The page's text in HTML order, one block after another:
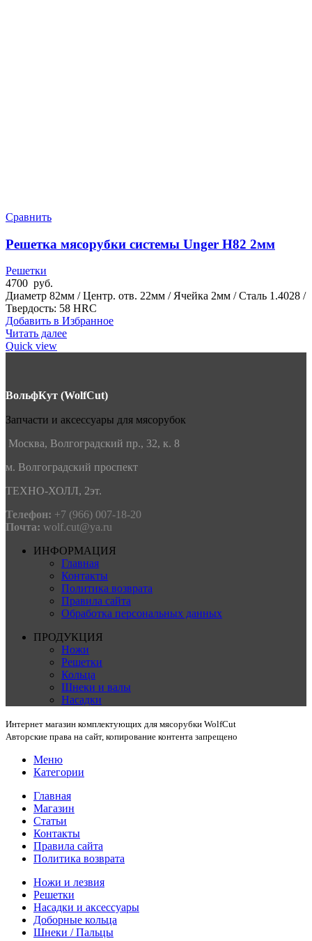
Сравнить
Решетка мясорубки системы Unger H82 2мм
Решетки
4700 руб.
Диаметр 82мм / Центр. отв. 22мм / Ячейка 2мм / Сталь 1.4028 /
Твердость: 58 HRC
Добавить в Избранное
Читать далее
Quick view
ВольфКут (WolfCut)
Запчасти и аксессуары для мясорубок
Москва, Волгоградский пр., 32, к. 8
м. Волгоградский проспект
ТЕХНО-ХОЛЛ, 2эт.
Телефон: +7 (966) 007-18-20
Почта: wolf.cut@ya.ru
ИНФОРМАЦИЯ
Главная
Контакты
Политика возврата
Правила сайта
Обработка персональных данных
ПРОДУКЦИЯ
Ножи
Решетки
Кольца
Шнеки и валы
Насадки
Интернет магазин комплектующих для мясорубки WolfCut
Авторские права на сайт, копирование контента запрещено
Меню
Категории
Главная
Магазин
Статьи
Контакты
Правила сайта
Политика возврата
Ножи и лезвия
Решетки
Насадки и аксессуары
Доборные кольца
Шнеки / Пальцы